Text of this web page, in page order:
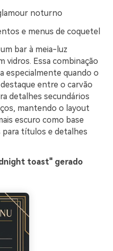
noturno
e menus de coquetel
bar à meia-luz
vidros. Essa combinação
especialmente quando o
entre o carvão
detalhes secundários
mantendo o layout
escuro como base
para títulos e detalhes
toast" gerado